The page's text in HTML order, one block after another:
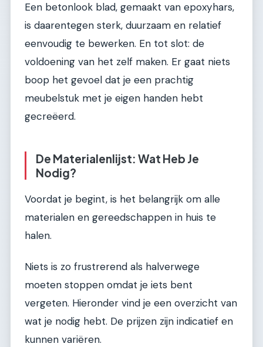
Een betonlook blad, gemaakt van epoxyhars,
is daarentegen sterk, duurzaam en relatief
eenvoudig te bewerken. En tot slot: de
voldoening van het zelf maken. Er gaat niets
boop het gevoel dat je een prachtig
meubelstuk met je eigen handen hebt
gecreëerd.
De Materialenlijst: Wat Heb Je
Nodig?
Voordat je begint, is het belangrijk om alle
materialen en gereedschappen in huis te
halen.
Niets is zo frustrerend als halverwege
moeten stoppen omdat je iets bent
vergeten. Hieronder vind je een overzicht van
wat je nodig hebt. De prijzen zijn indicatief en
kunnen variëren.